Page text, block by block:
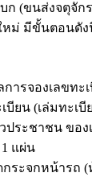
ก (ขนส่งจตุจัก
หม่ มีขั้นตอนดัง
การจองเลขทะ
บียน (เล่มทะเบี
ประชาชน ของ
แผ่น
ระจกหน้ารถ